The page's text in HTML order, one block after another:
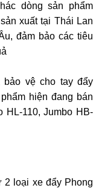
dòng sản phẩm
xuất tại Thái Lan
đảm bảo các tiêu
vệ cho tay đẩy
hiện đang bán
HL-110, Jumbo HB-
loại xe đẩy Phong